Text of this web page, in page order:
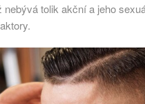
tolik akční a jeho